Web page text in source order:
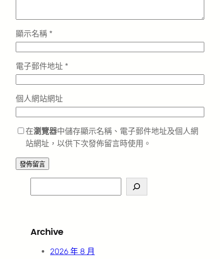
顯示名稱 *
電子郵件地址 *
個人網站網址
在瀏覽器中儲存顯示名稱、電子郵件地址及個人網
站網址，以供下次發佈留言時使用。
e
c
Archive
2026 年 8 月